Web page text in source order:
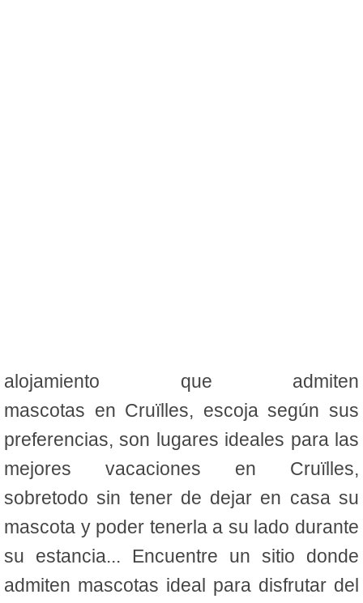
alojamiento que admiten
mascotas en Cruïlles, escoja según sus
preferencias, son lugares ideales para las
mejores vacaciones en Cruïlles,
sobretodo sin tener de dejar en casa su
mascota y poder tenerla a su lado durante
su estancia... Encuentre un sitio donde
admiten mascotas ideal para disfrutar del